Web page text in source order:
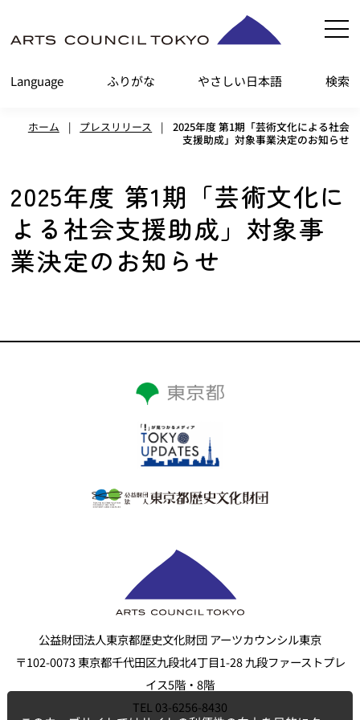
Language ふりがな やさしい日本語 検索
ホーム | プレスリリース |
2025年度 第1期「芸術文化による社会
支援助成」対象事業決定のお知らせ
2025年度 第1期「芸術文化に
よる社会支援助成」対象事
業決定のお知らせ
公益財団法人東京都歴史文化財団 アーツカウンシル東京
〒102-0073 東京都千代田区九段北4丁目1-28 九段ファーストプレ
イス5階・8階
TEL 03-6256-8430